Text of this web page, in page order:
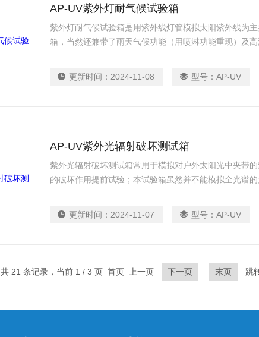
AP-UV紫外灯耐气候试验箱
紫外灯耐气候试验箱是用紫外线灯管模拟太阳紫外线为
箱，当然还兼带了雨天气候功能（用喷淋功能重现）及
更新时间： 2024-11-08 型号：AP-UV
AP-UV紫外光辐射破坏测试箱
紫外光辐射破坏测试箱常用于模拟对户外太阳光中夹带
的破坏作用提前试验；本试验箱虽然并不能模拟全光谱
更新时间： 2024-11-07 型号：AP-UV
共 21 条记录，当前 1 / 3 页 首页 上一页 下一页 末页 跳